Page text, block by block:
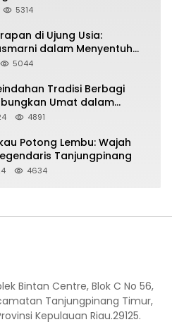
5314
di Ujung Usia:
dalam Menyentuh
5044
Tradisi Berbagi
Umat dalam
Kebersamaan dalam
4891
Potong Lembu: Wajah
Tanjungpinang
4634
Bintan Centre, Blok C No 56,
Tanjungpinang Timur,
Kepulauan Riau.29125.